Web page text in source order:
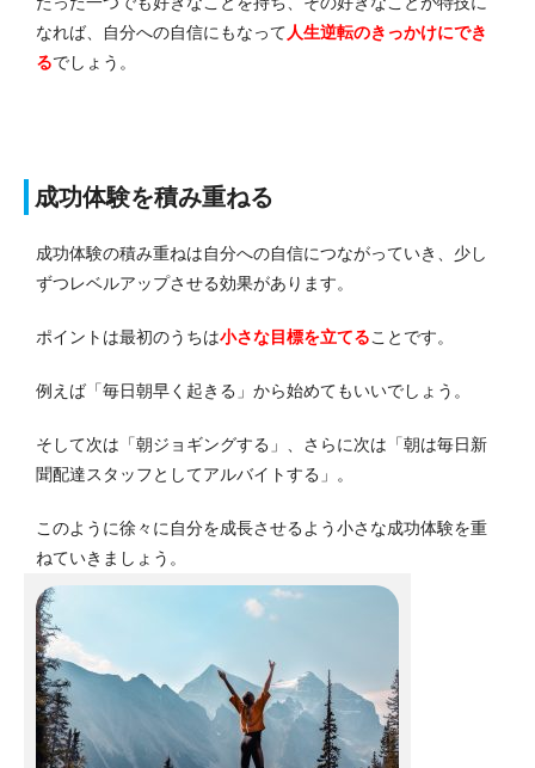
なれば、自分への自信にもなって 人生逆転のきっかけにでき
るでしょう。
成功体験を積み重ねる
成功体験の積み重ねは自分への自信につながっていき、少し
ずつレベルアップさせる効果があります。
ポイントは最初のうちは小さな目標を立てることです。
例えば「毎日朝早く起きる」から始めてもいいでしょう。
そして次は「朝ジョギングする」、さらに次は「朝は毎日新
聞配達スタッフとしてアルバイトする」。
このように徐々に自分を成長させるよう小さな成功体験を重
ねていきましょう。